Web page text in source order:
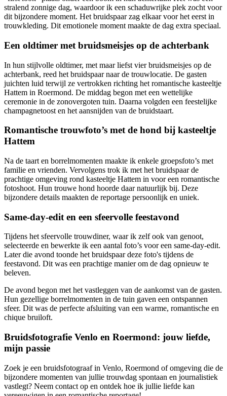
stralend zonnige dag, waardoor ik een schaduwrijke plek zocht voor
dit bijzondere moment. Het bruidspaar zag elkaar voor het eerst in
trouwkleding. Dit emotionele moment maakte de dag extra speciaal.
Een oldtimer met bruidsmeisjes op de achterbank
In hun stijlvolle oldtimer, met maar liefst vier bruidsmeisjes op de
achterbank, reed het bruidspaar naar de trouwlocatie. De gasten
juichten luid terwijl ze vertrokken richting het romantische kasteeltje
Hattem in Roermond. De middag begon met een wettelijke
ceremonie in de zonovergoten tuin. Daarna volgden een feestelijke
champagnetoost en het aansnijden van de bruidstaart.
Romantische trouwfoto’s met de hond bij kasteeltje
Hattem
Na de taart en borrelmomenten maakte ik enkele groepsfoto’s met
familie en vrienden. Vervolgens trok ik met het bruidspaar de
prachtige omgeving rond kasteeltje Hattem in voor een romantische
fotoshoot. Hun trouwe hond hoorde daar natuurlijk bij. Deze
bijzondere details maakten de reportage persoonlijk en uniek.
Same-day-edit en een sfeervolle feestavond
Tijdens het sfeervolle trouwdiner, waar ik zelf ook van genoot,
selecteerde en bewerkte ik een aantal foto’s voor een same-day-edit.
Later die avond toonde het bruidspaar deze foto's tijdens de
feestavond. Dit was een prachtige manier om de dag opnieuw te
beleven.
De avond begon met het vastleggen van de aankomst van de gasten.
Hun gezellige borrelmomenten in de tuin gaven een ontspannen
sfeer. Dit was de perfecte afsluiting van een warme, romantische en
chique bruiloft.
Bruidsfotografie Venlo en Roermond: jouw liefde,
mijn passie
Zoek je een bruidsfotograaf in Venlo, Roermond of omgeving die de
bijzondere momenten van jullie trouwdag spontaan en journalistiek
vastlegt? Neem contact op en ontdek hoe ik jullie liefde kan